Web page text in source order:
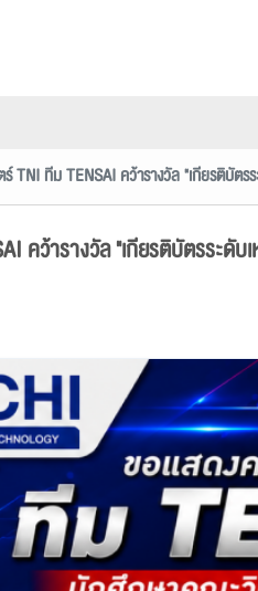
TNI ทีม TENSAI คว้ารางวัล "เกียรติบั
คว้ารางวัล "เกียรติบัตรระดั